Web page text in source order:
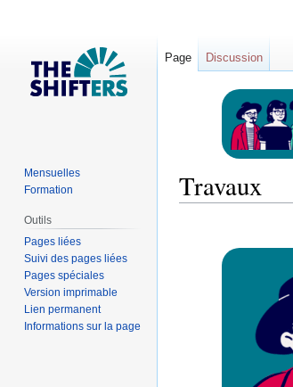
Travaux
Page Discussion
Mensuelles
Formation
Outils
Pages liées
Suivi des pages liées
Pages spéciales
Version imprimable
Lien permanent
Informations sur la page